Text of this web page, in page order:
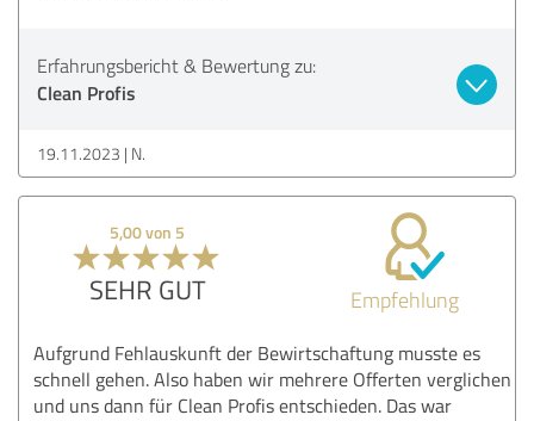
Erfahrungsbericht & Bewertung zu:
Clean Profis
19.11.2023 N.
5,00 von 5
SEHR GUT Empfehlung
Aufgrund Fehlauskunft der Bewirtschaftung musste es
schnell gehen. Also haben wir mehrere Offerten verglichen
und uns dann für Clean Profis entschieden. Das war